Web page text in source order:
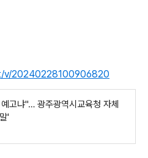
v/20240228100906820
고냐"… 광주광역시교육청 자체
'